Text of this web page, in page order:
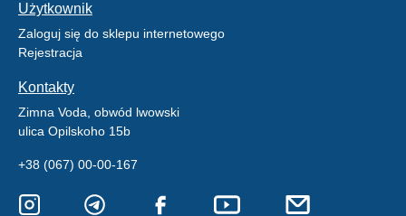
Użytkownik
Zaloguj się do sklepu internetowego
Rejestracja
Kontakty
Zimna Voda, obwód lwowski
ulica Opilskoho 15b
+38 (067) 00-00-167